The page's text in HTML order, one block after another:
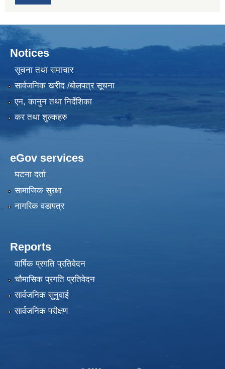
Notices
सूचना तथा समाचार
सार्वजनिक खरीद /बोलपत्र सूचना
एन, कानुन तथा निर्देशिका
कर तथा शुल्कहरु
eGov services
घटना दर्ता
सामाजिक सुरक्षा
नागरिक वडापत्र
Reports
वार्षिक प्रगति प्रतिवेदन
चौमासिक प्रगति प्रतिवेदन
सार्वजनिक सुनुवाई
सार्वजनिक परीक्षण